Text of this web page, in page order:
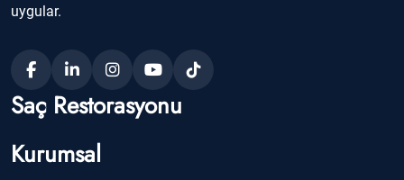
uygular.
Saç Restorasyonu
Kurumsal